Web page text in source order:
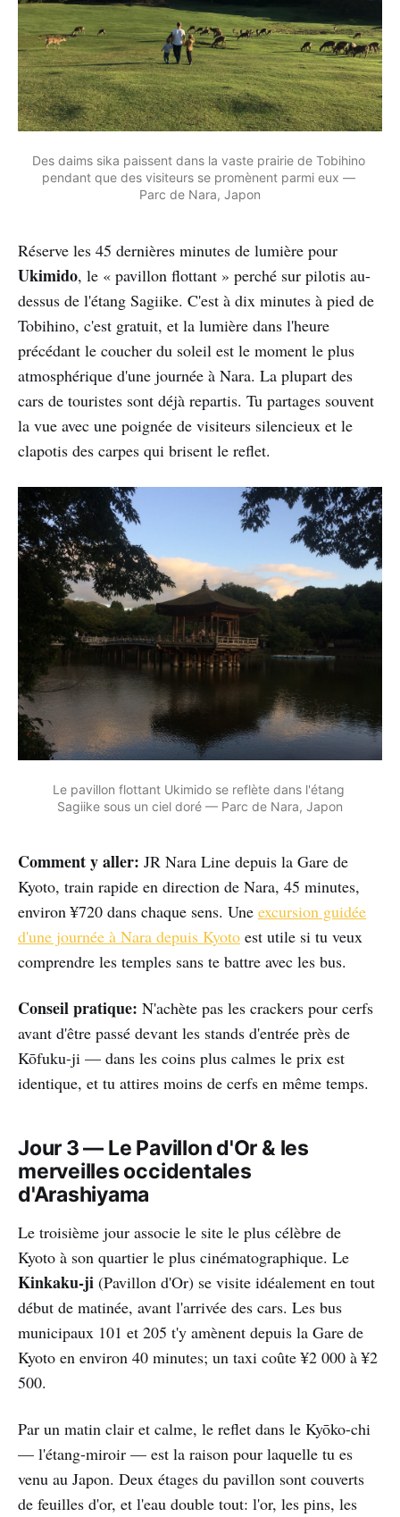
Des daims sika paissent dans la vaste prairie de Tobihino
pendant que des visiteurs se promènent parmi eux —
Parc de Nara, Japon
Réserve les 45 dernières minutes de lumière pour
Ukimido, le « pavillon flottant » perché sur pilotis au-
dessus de l'étang Sagiike. C'est à dix minutes à pied de
Tobihino, c'est gratuit, et la lumière dans l'heure
précédant le coucher du soleil est le moment le plus
atmosphérique d'une journée à Nara. La plupart des
cars de touristes sont déjà repartis. Tu partages souvent
la vue avec une poignée de visiteurs silencieux et le
clapotis des carpes qui brisent le reflet.
Le pavillon flottant Ukimido se reflète dans l'étang
Sagiike sous un ciel doré — Parc de Nara, Japon
Comment y aller: JR Nara Line depuis la Gare de
Kyoto, train rapide en direction de Nara, 45 minutes,
environ ¥720 dans chaque sens. Une excursion guidée
d'une journée à Nara depuis Kyoto est utile si tu veux
comprendre les temples sans te battre avec les bus.
Conseil pratique: N'achète pas les crackers pour cerfs
avant d'être passé devant les stands d'entrée près de
Kōfuku-ji — dans les coins plus calmes le prix est
identique, et tu attires moins de cerfs en même temps.
Jour 3 — Le Pavillon d'Or & les
merveilles occidentales
d'Arashiyama
Le troisième jour associe le site le plus célèbre de
Kyoto à son quartier le plus cinématographique. Le
Kinkaku-ji (Pavillon d'Or) se visite idéalement en tout
début de matinée, avant l'arrivée des cars. Les bus
municipaux 101 et 205 t'y amènent depuis la Gare de
Kyoto en environ 40 minutes; un taxi coûte ¥2 000 à ¥2
500.
Par un matin clair et calme, le reflet dans le Kyōko-chi
— l'étang-miroir — est la raison pour laquelle tu es
venu au Japon. Deux étages du pavillon sont couverts
de feuilles d'or, et l'eau double tout: l'or, les pins, les